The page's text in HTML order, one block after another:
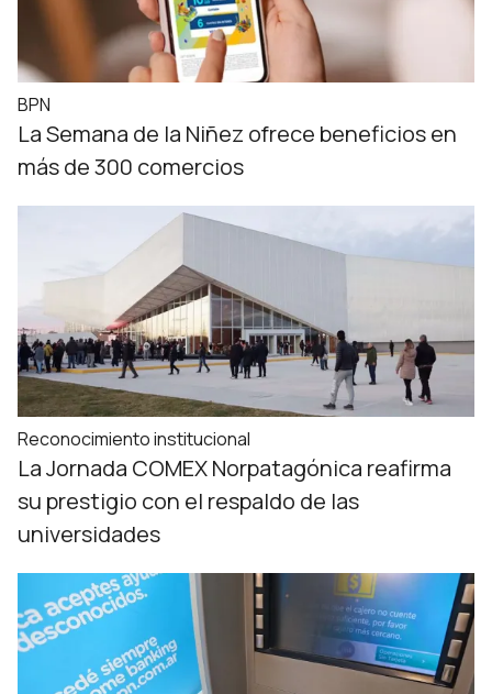
BPN
La Semana de la Niñez ofrece beneficios en
más de 300 comercios
Reconocimiento institucional
La Jornada COMEX Norpatagónica reafirma
su prestigio con el respaldo de las
universidades